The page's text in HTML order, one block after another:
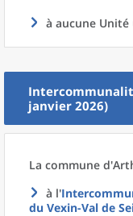
à aucune Unité
janvier 2026)
La commune d'
à l'
du Vexin-Val de